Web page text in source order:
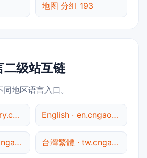
地图 分组 193
级站互链
地区语言入口。
综合查询 · query.cngaosu.com English · en.cngaosu.com
香港繁體 · hk.cngaosu.com 台灣繁體 · tw.cngaosu.com